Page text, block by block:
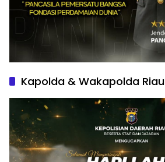
Kapolda & Wakapolda Riau